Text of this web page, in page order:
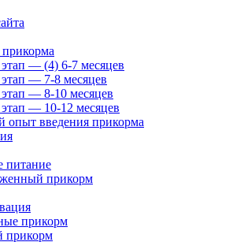
этап — (4) 6-7 месяцев
этап — 7-8 месяцев
— 8-10 месяцев
— 10-12 месяцев
опыт введения прикорма
питание
прикорм
прикорм
прикорм